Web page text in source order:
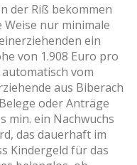
der Riß bekommen
Weise nur minimale
ein
von 1.908 Euro pro
vom
aus Biberach
oder Anträge
min. ein Nachwuchs
das dauerhaft im
Kindergeld für das